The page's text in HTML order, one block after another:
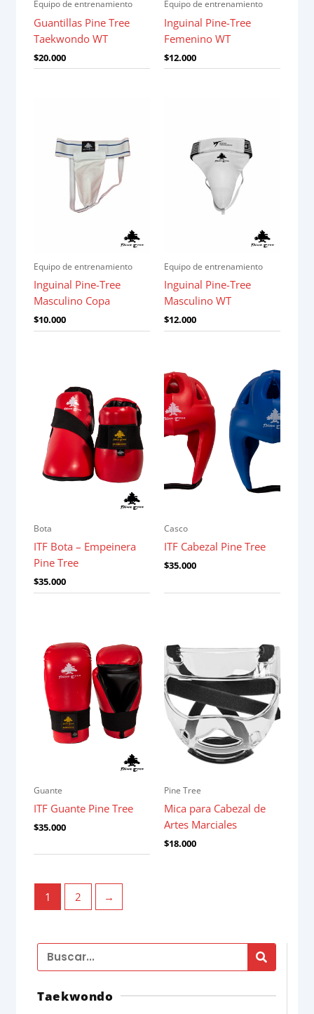
Search
Taekwondo
Equipo de entrenamiento
Guantillas Pine Tree
Taekwondo WT
$20.000
Equipo de entrenamiento
Inguinal Pine-Tree
Femenino WT
$12.000
Equipo de entrenamiento
Inguinal Pine-Tree
Masculino Copa
$10.000
Equipo de entrenamiento
Inguinal Pine-Tree
Masculino WT
$12.000
Bota
ITF Bota – Empeinera
Pine Tree
$35.000
Casco
ITF Cabezal Pine Tree
$35.000
Guante
ITF Guante Pine Tree
$35.000
Pine Tree
Mica para Cabezal de
Artes Marciales
$18.000
1 2 →